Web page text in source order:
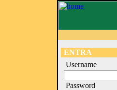
ENTRA
Username
Password